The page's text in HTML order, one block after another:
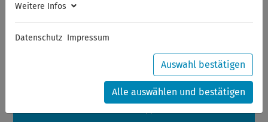
Sommerferien
Sehr geehrte Kunden,
Ihre Bestellungen in diesem Zeitraum werden ab dem
24.08.2026 verschickt.
Eine schöne Sommerpause
Weitere Infos
Datenschutz Impressum
Auswahl bestätigen
Alle auswählen und bestätigen